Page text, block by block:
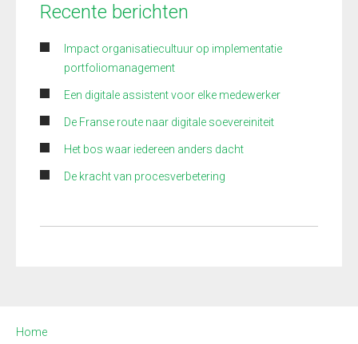
Recente berichten
Impact organisatiecultuur op implementatie
portfoliomanagement
Een digitale assistent voor elke medewerker
De Franse route naar digitale soevereiniteit
Het bos waar iedereen anders dacht
De kracht van procesverbetering
Home